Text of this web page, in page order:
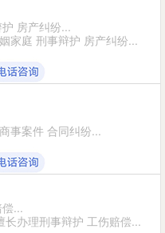
房产纠纷...
家庭 刑事辩护 房产纠纷...
事案件 合同纠纷...
...
办理刑事辩护 工伤赔偿...